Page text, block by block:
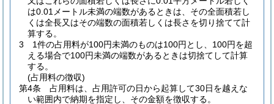
は0.01メートル未満の端数があるときは、その全面積若し
くは全長又はその端数の面積若しくは長さを切り捨てて計
算する。
3
1件の占用料が100円未満のものは100円とし、100円を超
える場合で100円未満の端数があるときは切捨てして計算
する。
(占用料の徴収)
第4条
占用料は、占用許可の日から起算して30日を越えな
い範囲内で納期を指定し、その金額を徴収する。